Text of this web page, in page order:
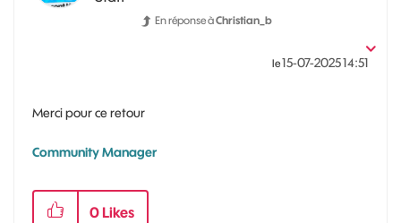
En réponse àChristian_b
le‎15-07-202514:51
Merci pour ce retour
Community Manager
0 Likes